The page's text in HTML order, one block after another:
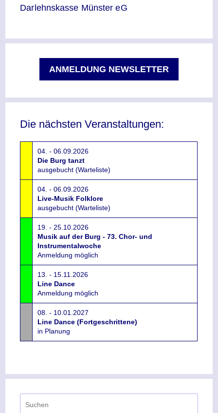
Darlehnskasse Münster eG
ANMELDUNG NEWSLETTER
Die nächsten Veranstaltungen:
04. - 06.09.2026
Die Burg tanzt
ausgebucht (Warteliste)
04. - 06.09.2026
Live-Musik Folklore
ausgebucht (Warteliste)
19. - 25.10.2026
Musik auf der Burg - 73. Chor- und
Instrumentalwoche
Anmeldung möglich
13. - 15.11.2026
Line Dance
Anmeldung möglich
08. - 10.01.2027
Line Dance (Fortgeschrittene)
in Planung